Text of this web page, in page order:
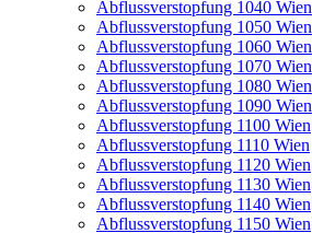
Abflussverstopfung 1040 Wien
Abflussverstopfung 1050 Wien
Abflussverstopfung 1060 Wien
Abflussverstopfung 1070 Wien
Abflussverstopfung 1080 Wien
Abflussverstopfung 1090 Wien
Abflussverstopfung 1100 Wien
Abflussverstopfung 1110 Wien
Abflussverstopfung 1120 Wien
Abflussverstopfung 1130 Wien
Abflussverstopfung 1140 Wien
Abflussverstopfung 1150 Wien